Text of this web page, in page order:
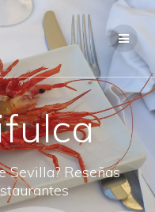
Sevilla? Reseñas